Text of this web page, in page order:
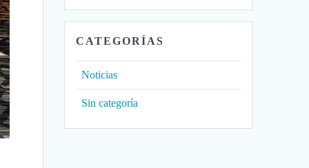
CATEGORÍAS
Noticias
Sin categoría